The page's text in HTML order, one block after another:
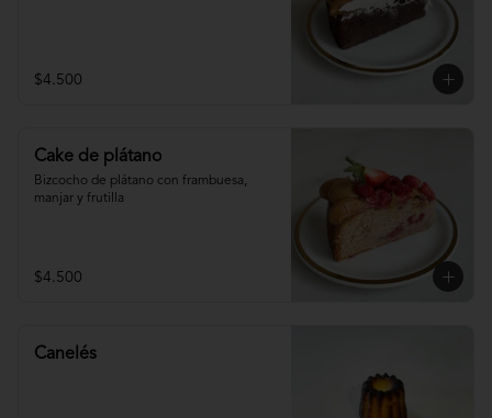
$4.500
Cake de plátano
Bizcocho de plátano con frambuesa,
manjar y frutilla
$4.500
Canelés